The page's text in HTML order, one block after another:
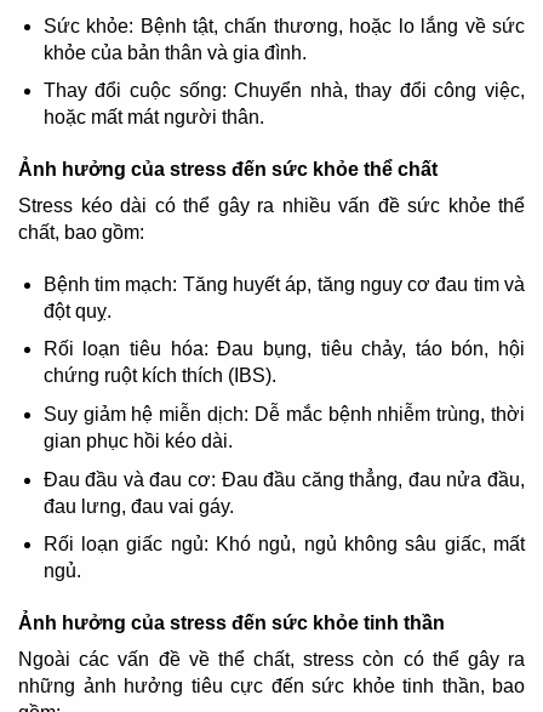
Sức khỏe: Bệnh tật, chấn thương, hoặc lo lắng về sức
khỏe của bản thân và gia đình.
Thay đổi cuộc sống: Chuyển nhà, thay đổi công việc,
hoặc mất mát người thân.
Ảnh hưởng của stress đến sức khỏe thể chất
Stress kéo dài có thể gây ra nhiều vấn đề sức khỏe thể
chất, bao gồm:
Bệnh tim mạch: Tăng huyết áp, tăng nguy cơ đau tim và
đột quỵ.
Rối loạn tiêu hóa: Đau bụng, tiêu chảy, táo bón, hội
chứng ruột kích thích (IBS).
Suy giảm hệ miễn dịch: Dễ mắc bệnh nhiễm trùng, thời
gian phục hồi kéo dài.
Đau đầu và đau cơ: Đau đầu căng thẳng, đau nửa đầu,
đau lưng, đau vai gáy.
Rối loạn giấc ngủ: Khó ngủ, ngủ không sâu giấc, mất
ngủ.
Ảnh hưởng của stress đến sức khỏe tinh thần
Ngoài các vấn đề về thể chất, stress còn có thể gây ra
những ảnh hưởng tiêu cực đến sức khỏe tinh thần, bao